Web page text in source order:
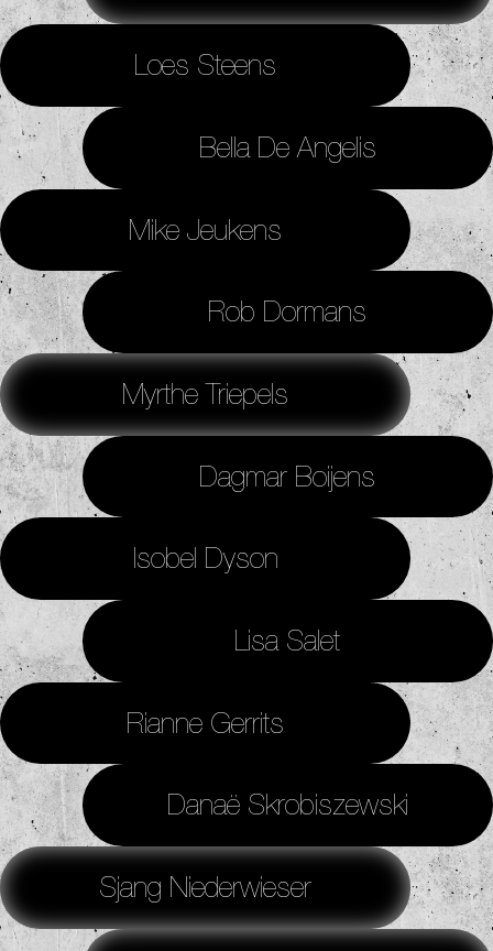
Loes Steens
Bella De Angelis
Mike Jeukens
Rob Dormans
Myrthe Triepels
Dagmar Boijens
Isobel Dyson
Lisa Salet
Rianne Gerrits
Danaë Skrobiszewski
Sjang Niederwieser